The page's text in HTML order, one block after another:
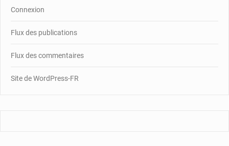
Connexion
Flux des publications
Flux des commentaires
Site de WordPress-FR